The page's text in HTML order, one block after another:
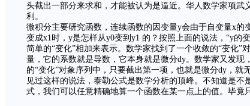
头截出一部分来求和，才能被认为是逼近。华人数学家项武
利。
微积分主要研究函数，连续函数的因变量y会由于自变量x的
变成x1时，y是怎样从y0变到y1 的？按照上面的说法，“y的
简单的“变化”相加来表示。数学家找到了一个收敛的“变化”
量，它的系数就是导数，它本身就是微分dy。数学家又发现
的“变化”对象序列中，只要截出第一项，也就是微分dy，
见过这样的说法，泰勒公式是数学分析的顶峰。不知道是
式，我们可以任意精确地算一个函数在某一点上的值。毕竟